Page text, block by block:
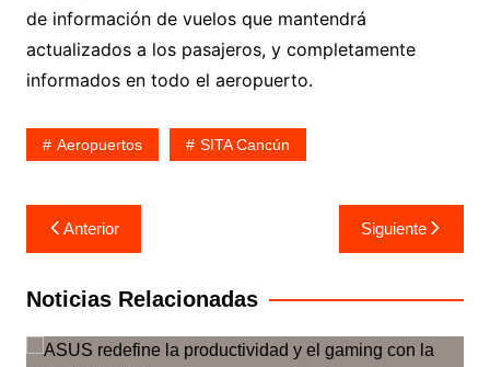
de información de vuelos que mantendrá
actualizados a los pasajeros, y completamente
informados en todo el aeropuerto.
Aeropuertos SITA Cancún
Navegación
de
entradas
Anterior Siguiente
Noticias Relacionadas